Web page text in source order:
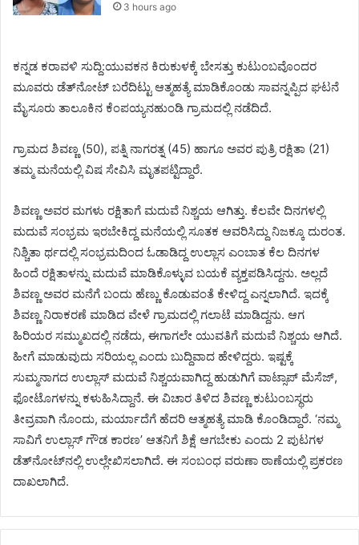
3 hours ago
ಕನ್ನಡ ಕರಾವಳಿ ಸುದ್ದಿ:ಯುವಕನ ಕಿರುಕುಳಕ್ಕೆ ಬೇಸತ್ತು ಕುಟುಂಬವೊಂದರ
ಮೂವರು ಡೆತ್‌ನೋಟ್ ಬರೆದಿಟ್ಟು ಆತ್ಮಹತ್ಯೆ ಮಾಡಿಕೊಂಡು ಸಾವನ್ನಪ್ಪಿದ ಘಟನೆ
ಮೈಸೂರು ತಾಲೂಕಿನ ಕೆಂಪಯ್ಯನಹುಂಡಿ ಗ್ರಾಮದಲ್ಲಿ ನಡೆದಿದೆ.
ಗ್ರಾಮದ ಶಿವಣ್ಣ (50), ಪತ್ನಿ ನಾಗರತ್ನ (45) ಹಾಗೂ ಅವರ ಪುತ್ರಿ ರಕ್ಷಿತಾ (21)
ತಮ್ಮ ಮನೆಯಲ್ಲಿ ವಿಷ ಸೇವಿಸಿ ಮೃತಪಟ್ಟಿದ್ದಾರೆ.
ಶಿವಣ್ಣ ಅವರ ಮಗಳು ರಕ್ಷಿತಾಗೆ ಮದುವೆ ನಿಶ್ಚಯ ಆಗಿತ್ತು. ಕೆಲವೇ ದಿನಗಳಲ್ಲಿ
ಮದುವೆ ಸಂಭ್ರಮ ಇರಬೇಕಿದ್ದ ಮನೆಯಲ್ಲಿ ಸೂತಕ ಆವರಿಸಿದ್ದು ನಿಜಕ್ಕೂ ದುರಂತ.
ನಿಶ್ಚಿತಾ ರ್ಥದಲ್ಲಿ ಸಂಭ್ರಮದಿಂದ ಓಡಾಡಿದ್ದ ಉಲ್ಲಾಸ ಎಂಬಾತ ಕೆಲ ದಿನಗಳ
ಹಿಂದೆ ರಕ್ಷಿತಾಳನ್ನು ಮದುವೆ ಮಾಡಿಕೊಳ್ಳುವ ಬಯಕೆ ವ್ಯಕ್ತಪಡಿಸಿದ್ದನು. ಅಲ್ಲದೆ
ಶಿವಣ್ಣ ಅವರ ಮನೆಗೆ ಬಂದು ಹೆಣ್ಣು ಕೊಡುವಂತೆ ಕೇಳಿದ್ದ ಎನ್ನಲಾಗಿದೆ. ಇದಕ್ಕೆ
ಶಿವಣ್ಣ ನಿರಾಕರಣೆ ಮಾಡಿದ ವೇಳೆ ಗ್ರಾಮದಲ್ಲಿ ಗಲಾಟೆ ಮಾಡಿದ್ದನು. ಆಗ
ಹಿರಿಯರ ಸಮ್ಮುಖದಲ್ಲಿ ನಡೆದು, ಈಗಾಗಲೇ ಯುವತಿಗೆ ಮದುವೆ ನಿಶ್ಚಯ ಆಗಿದೆ.
ಹೀಗೆ ಮಾಡುವುದು ಸರಿಯಲ್ಲ ಎಂದು ಬುದ್ದಿವಾದ ಹೇಳಿದ್ದರು. ಇಷ್ಟಕ್ಕೆ
ಸುಮ್ಮನಾಗದ ಉಲ್ಲಾಸ್ ಮದುವೆ ನಿಶ್ಚಯವಾಗಿದ್ದ ಹುಡುಗಿಗೆ ವಾಟ್ಸಾಪ್ ಮೆಸೆಜ್,
ಫೋಟೊಗಳನ್ನು ಕಳುಹಿಸಿದ್ದಾನೆ. ಈ ವಿಚಾರ ತಿಳಿದ ಶಿವಣ್ಣ ಕುಟುಂಬಸ್ಥರು
ತೀವ್ರವಾಗಿ ನೊಂದು, ಮರ್ಯಾದೆಗೆ ಹೆದರಿ ಆತ್ಮಹತ್ಯೆ ಮಾಡಿ ಕೊಂಡಿದ್ದಾರೆ. ‘ನಮ್ಮ
ಸಾವಿಗೆ ಉಲ್ಲಾಸ್ ಗೌಡ ಕಾರಣ’ ಆತನಿಗೆ ಶಿಕ್ಷೆ ಆಗಬೇಕು ಎಂದು 2 ಪುಟಗಳ
ಡೆತ್‌ನೋಟ್‌ನಲ್ಲಿ ಉಲ್ಲೇಖಿಸಲಾಗಿದೆ. ಈ ಸಂಬಂಧ ವರುಣಾ ಠಾಣೆಯಲ್ಲಿ ಪ್ರಕರಣ
ದಾಖಲಾಗಿದೆ.